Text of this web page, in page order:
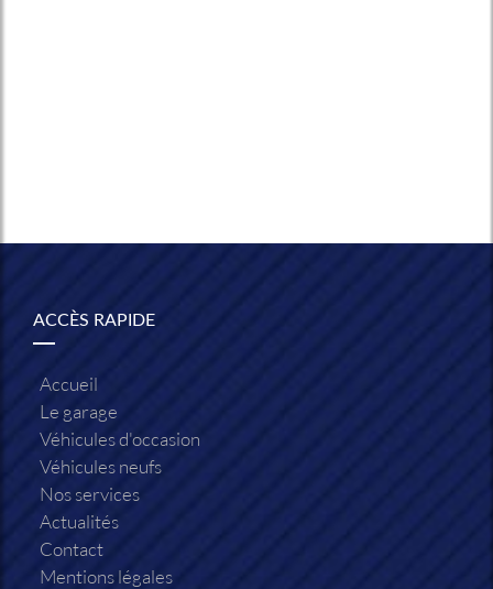
ACCÈS RAPIDE
Accueil
Le garage
Véhicules d'occasion
Véhicules neufs
Nos services
Actualités
Contact
Mentions légales